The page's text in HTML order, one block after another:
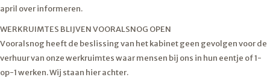
april over informeren.
WERKRUIMTES BLIJVEN VOORALSNOG OPEN
Vooralsnog heeft de beslissing van het kabinet geen gevolgen voor de
verhuur van onze werkruimtes waar mensen bij ons in hun eentje of 1-
op-1 werken. Wij staan hier achter.